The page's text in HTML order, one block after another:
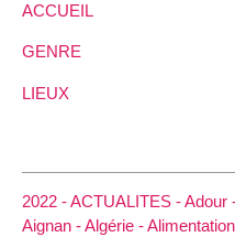
ACCUEIL
GENRE
LIEUX
2022 -ACTUALITES -Adour
Aignan -Algérie -